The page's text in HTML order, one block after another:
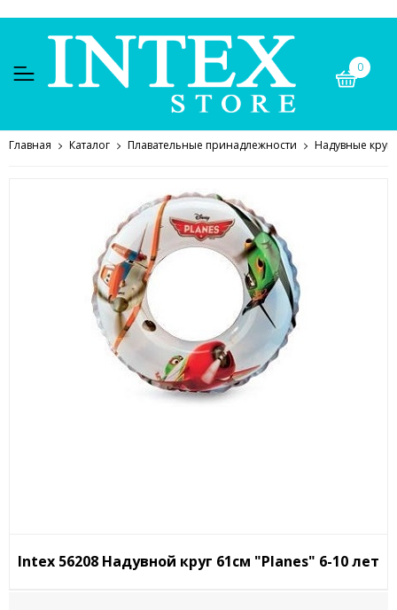
0
Главная Каталог Плавательные принадлежности Надувные
Intex 56208 Надувной круг 61см "Planes" 6-10 лет